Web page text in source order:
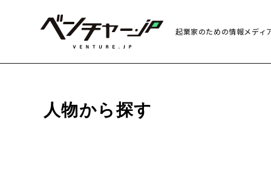
起業家のための情報メディ
人物から探す